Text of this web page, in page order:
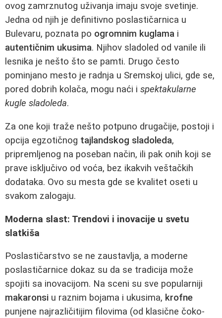
ovog zamrznutog uživanja imaju svoje svetinje.
Jedna od njih je definitivno poslastičarnica u
Bulevaru, poznata po ogromnim kuglama i
autentičnim ukusima. Njihov sladoled od vanile ili
lesnika je nešto što se pamti. Drugo često
pominjano mesto je radnja u Sremskoj ulici, gde se,
pored dobrih kolača, mogu naći i spektakularne
kugle sladoleda.
Za one koji traže nešto potpuno drugačije, postoji i
opcija egzotičnog tajlandskog sladoleda,
pripremljenog na poseban način, ili pak onih koji se
prave isključivo od voća, bez ikakvih veštačkih
dodataka. Ovo su mesta gde se kvalitet oseti u
svakom zalogaju.
Moderna slast: Trendovi i inovacije u svetu
slatkiša
Poslastičarstvo se ne zaustavlja, a moderne
poslastičarnice dokaz su da se tradicija može
spojiti sa inovacijom. Na sceni su sve popularniji
makaronsi u raznim bojama i ukusima, krofne
punjene najrazličitijim filovima (od klasične čoko-